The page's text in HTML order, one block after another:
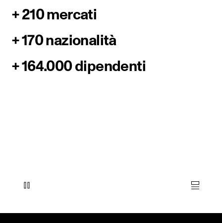
+ 210 mercati
+ 170 nazionalità
+ 164.000 dipendenti